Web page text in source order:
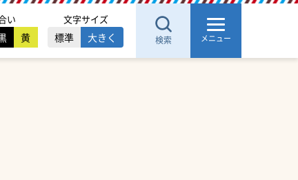
い
黄
文字サイズ
標準 大きく 検索 メニュー